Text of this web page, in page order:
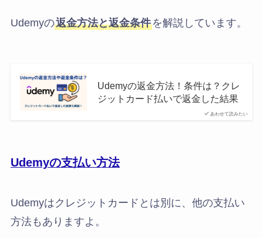
Udemyの返金方法と返金条件を解説しています。
あわせて読みたい
Udemyの返金方法！条件は？クレ
ジットカード払いで返金した結果
Udemyの支払い方法
Udemyはクレジットカードとは別に、他の支払い
方法もありますよ。